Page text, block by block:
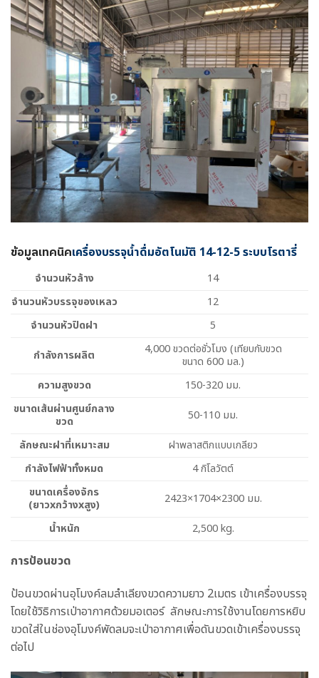
ข้อมูลเทคนิคเครื่องบรรจุน้ำดื่มอัตโนมัติ 14-12-5 ระบบโรตารี่
จำนวนหัวล้าง
14
จำนวนหัวบรรจุของเหลว
12
จำนวนหัวปิดฝา
5
กำลังการผลิต
4,000 ขวดต่อชั่วโมง (เทียบกับขวด
ขนาด 600 มล.)
ความสูงขวด
150-320 มม.
ขนาดเส้นผ่านศูนย์กลาง
ขวด
50-110 มม.
ลักษณะฝาที่เหมาะสม
ฝาพลาสติกแบบเกลียว
กำลังไฟฟ้าทั้งหมด
4 กิโลวัตต์
ขนาดเครื่องจักร
(ยาวxกว้างxสูง)
2423×1704×2300 มม.
น้ำหนัก
2,500 kg.
การป้อนขวด
ป้อนขวดผ่านอุโมงค์ลมลำเลียงขวดความยาว 2เมตร เข้าเครื่องบรรจุ
โดยใช้วิธิการเป่าอากาศด้วยมอเตอร์ ลักษณะการใช้งานโดยการหยิบ
ขวดใส่ในช่องอุโมงค์พัดลมจะเป่าอากาศเพื่อดันขวดเข้าเครื่องบรรจุ
ต่อไป